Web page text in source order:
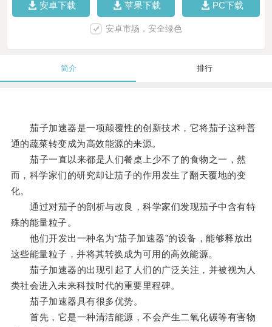
安卓下载 苹果下载 PC下载
安卓市场，安全绿色
简介 排行
茄子加速器是一项颠覆性的创新技术，它将茄子这种普
通的蔬菜转变成为高效能源的来源。
茄子一直以来都是人们餐桌上少不了的食物之一，然
而，科学家们的研究却让茄子的作用发生了翻天覆地的变
化。
通过对茄子的剖析与改良，科学家们发现茄子中含有特
殊的能量粒子。
他们开发出一种名为“茄子加速器”的设备，能够释放出
这些能量粒子，并将其转换成为可用的高效能源。
茄子加速器的出现引起了人们的广泛关注，并被视为人
类社会进入未来科技时代的重要里程碑。
茄子加速器具有很多优势。
首先，它是一种清洁能源，不会产生二氧化碳等有害物